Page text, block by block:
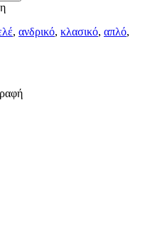
, ανδρικό, κλασικό, απλό,